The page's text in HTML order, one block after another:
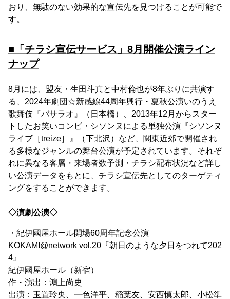
おり、無駄のない効果的な宣伝先を見つけることが可能で
す。
■「チラシ宣伝サービス」8月開催公演ライン
ナップ
8月には、盟友・生田斗真と中村倫也が8年ぶりに共演す
る、2024年劇団☆新感線44周年興行・夏秋公演いのうえ
歌舞伎『バサラオ』（日本橋）、2013年12月からスター
トしたお笑いコンビ・シソンヌによる単独公演『シソンヌ
ライブ［treize］』（下北沢）など、関東近郊で開催され
る多様なジャンルの舞台公演が予定されています。それぞ
れに異なる客層・来場者数予測・チラシ配布状況など詳し
い公演データをもとに、チラシ宣伝先としてのターゲティ
ングをすることができます。
◇演劇公演◇
・紀伊國屋ホール開場60周年記念公演
KOKAMI@network vol.20『朝日のような夕日をつれて202
4』
紀伊國屋ホール（新宿）
作・演出：鴻上尚史
出演：玉置玲央、一色洋平、稲葉友、安西慎太郎、小松準